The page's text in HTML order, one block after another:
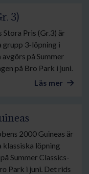
3)
Stora Pris (Gr.3) är
grupp 3-löpning i
avgörs på Summer
på Bro Park i juni.
Läs mer
2000 Guineas är
klassiska löpning
Summer Classics-
Park i juni. Det rids